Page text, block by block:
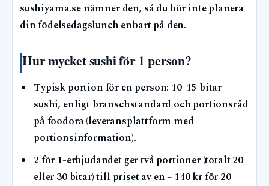
sushiyama.se nämner den, så du bör inte planera
din födelsedagslunch enbart på den.
Hur mycket sushi för 1 person?
Typisk portion för en person: 10–15 bitar
sushi, enligt branschstandard och portionsråd
på foodora (leveransplattform med
portionsinformation).
2 för 1-erbjudandet ger två portioner (totalt 20
eller 30 bitar) till priset av en – 140 kr för 20